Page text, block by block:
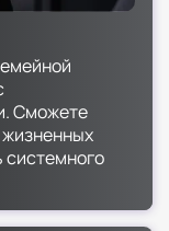
рублей
частная
Сможете
системного